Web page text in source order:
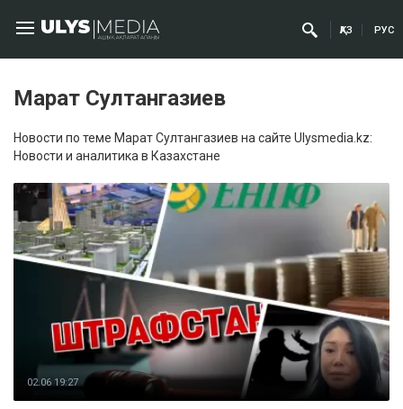
ҚАЗ РУС
Марат Султангазиев
Новости по теме Марат Султангазиев на сайте Ulysmedia.kz:
Новости и аналитика в Казахстане
02.06 19:27